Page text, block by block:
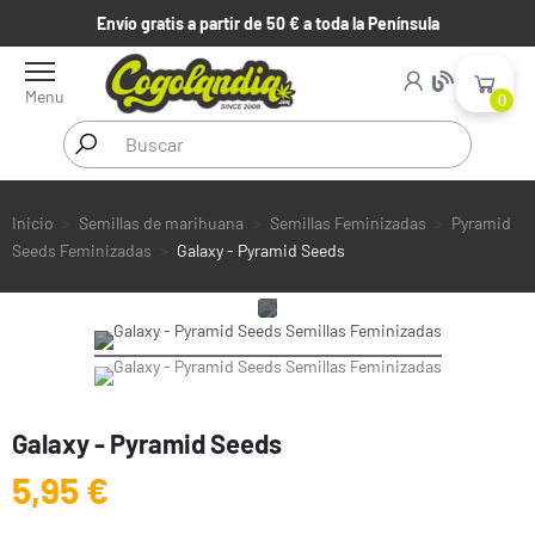
Envío gratis a partir de 50 € a toda la Península
Menu 0
Inicio Semillas de marihuana Semillas Feminizadas
Pyramid
Seeds Feminizadas
Galaxy - Pyramid Seeds
Galaxy - Pyramid Seeds
5,95 €